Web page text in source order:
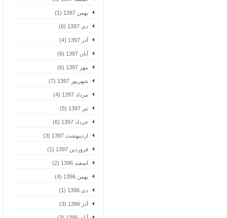
بهمن 1397 (1)
دی 1397 (6)
آذر 1397 (4)
آبان 1397 (6)
مهر 1397 (6)
شهریور 1397 (7)
مرداد 1397 (4)
تیر 1397 (5)
خرداد 1397 (6)
اردیبهشت 1397 (3)
فروردین 1397 (1)
اسفند 1396 (2)
بهمن 1396 (4)
دی 1396 (1)
آذر 1396 (3)